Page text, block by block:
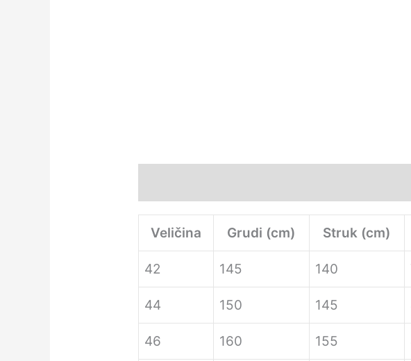
Veličina Grudi (cm) Struk (cm)
42 145 140
44 150 145
46 160 155